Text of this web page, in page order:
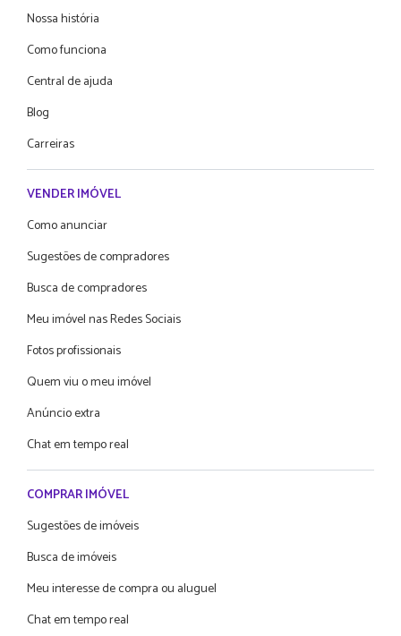
Nossa história
Como funciona
Central de ajuda
Blog
Carreiras
VENDER IMÓVEL
Como anunciar
Sugestões de compradores
Busca de compradores
Meu imóvel nas Redes Sociais
Fotos profissionais
Quem viu o meu imóvel
Anúncio extra
Chat em tempo real
COMPRAR IMÓVEL
Sugestões de imóveis
Busca de imóveis
Meu interesse de compra ou aluguel
Chat em tempo real